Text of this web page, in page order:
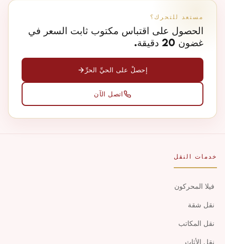
مستعد للتحرك؟
الحصول على اقتباس مكتوب ثابت السعر في
غضون 20 دقيقة.
إحصلْ على الحيِّ الحرِّ
اتصل الآن
خدمات النقل
فيلا المحركون
نقل شقة
نقل المكاتب
نقل الأثاث